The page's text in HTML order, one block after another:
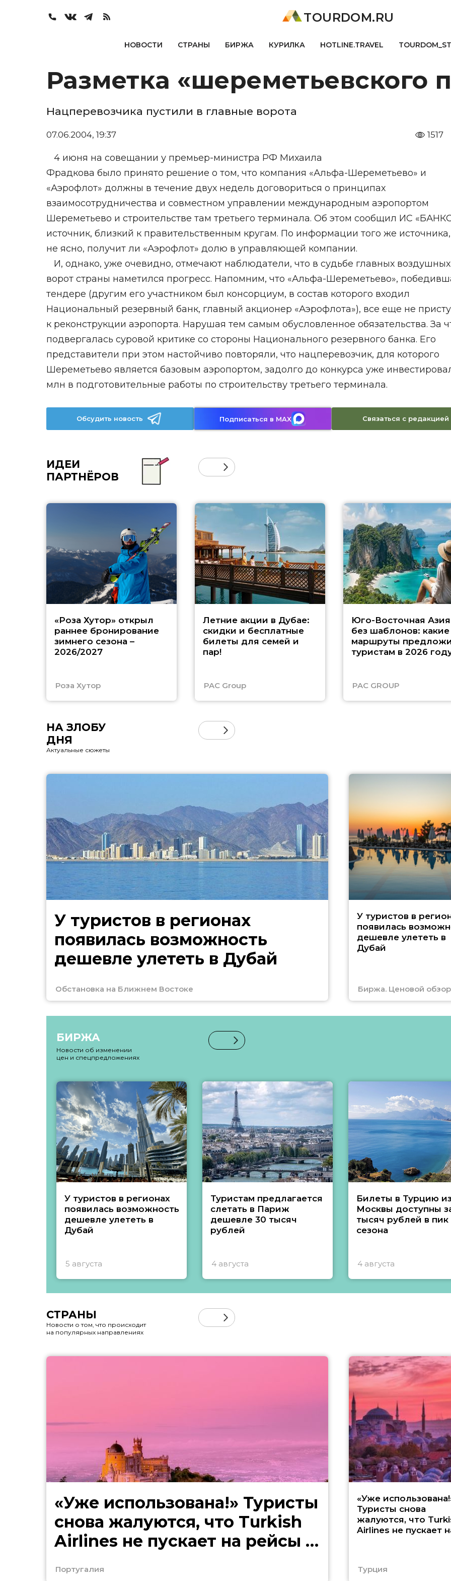
TOURDOM.RU
НОВОСТИ СТРАНЫ БИРЖА КУРИЛКА HOTLINE.TRAVEL
Разметка «шереметьевского
Нацперевозчика пустили в главные ворота
07.06.2004, 19:37 1517
4 июня на совещании у премьер-министра РФ Михаила
Фрадкова было принято решение о том, что компания «Альфа-Шереметьево» и
«Аэрофлот» должны в течение двух недель договориться о принципах
взаимосотрудничества и совместном управлении международным аэропортом
Шереметьево и строительстве там третьего терминала. Об этом сообщил ИС
источник, близкий к правительственным кругам. По информации того же
не ясно, получит ли «Аэрофлот» долю в управляющей компании.
И, однако, уже очевидно, отмечают наблюдатели, что в судьбе главных воздушных
ворот страны наметился прогресс. Напомним, что «Альфа-Шереметьево»,
тендере (другим его участником был консорциум, в состав которого входил
Национальный резервный банк, главный акционер «Аэрофлота»), все еще не
к реконструкции аэропорта. Нарушая тем самым обусловленное обязательства. За
подвергалась суровой критике со стороны Национального резервного банка. Его
представители при этом настойчиво повторяли, что нацперевозчик, для которого
Шереметьево является базовым аэропортом, задолго до конкурса уже
млн в подготовительные работы по строительству третьего терминала.
Обсудить новость Подписаться в MAX Связаться с редакцией
ИДЕИ
ПАРТНЁРОВ
«Роза Хутор» открыл
раннее бронирование
зимнего сезона –
2026/2027
Роза Хутор
Летние акции в Дубае:
скидки и бесплатные
билеты для семей и
пар!
PAC Group
Юго-Восточная Азия
без шаблонов: какие
маршруты
туристам в 2026
PAC GROUP
НА ЗЛОБУ
ДНЯ
Актуальные сюжеты
У туристов в регионах
появилась возможность
дешевле улететь в Дубай
Обстановка на Ближнем Востоке
У туристов в
появилась
дешевле улететь в
Дубай
Биржа. Ценовой обзор
БИРЖА
Новости об изменении
цен и спецпредложениях
У туристов в регионах
появилась возможность
дешевле улететь в
Дубай
5 августа
Туристам предлагается
слетать в Париж
дешевле 30 тысяч
рублей
4 августа
Билеты в Турцию из
Москвы доступны
тысяч рублей в пик
сезона
4 августа
СТРАНЫ
Новости о том, что происходит
на популярных направлениях
«Уже использована!» Туристы
снова жалуются, что Turkish
Airlines не пускает на рейсы в
Португалия
«Уже
Туристы снова
жалуются, что
Airlines не пускает
Турция